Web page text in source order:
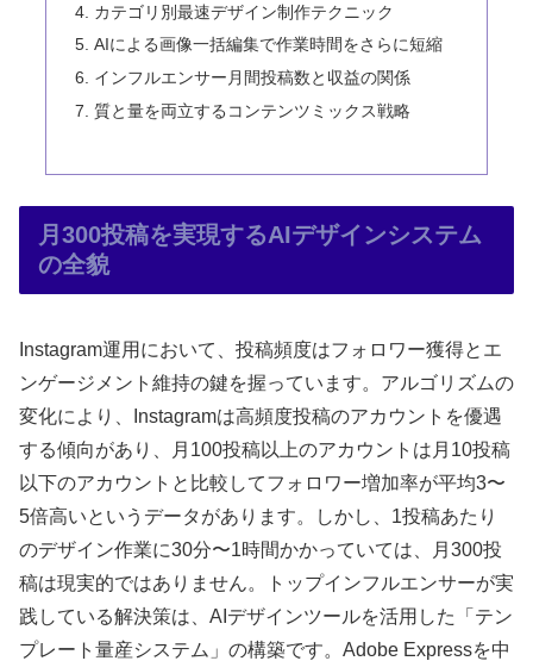
カテゴリ別最速デザイン制作テクニック
AIによる画像一括編集で作業時間をさらに短縮
インフルエンサー月間投稿数と収益の関係
質と量を両立するコンテンツミックス戦略
月300投稿を実現するAIデザインシステム
の全貌
Instagram運用において、投稿頻度はフォロワー獲得とエ
ンゲージメント維持の鍵を握っています。アルゴリズムの
変化により、Instagramは高頻度投稿のアカウントを優遇
する傾向があり、月100投稿以上のアカウントは月10投稿
以下のアカウントと比較してフォロワー増加率が平均3〜
5倍高いというデータがあります。しかし、1投稿あたり
のデザイン作業に30分〜1時間かかっていては、月300投
稿は現実的ではありません。トップインフルエンサーが実
践している解決策は、AIデザインツールを活用した「テン
プレート量産システム」の構築です。Adobe Expressを中